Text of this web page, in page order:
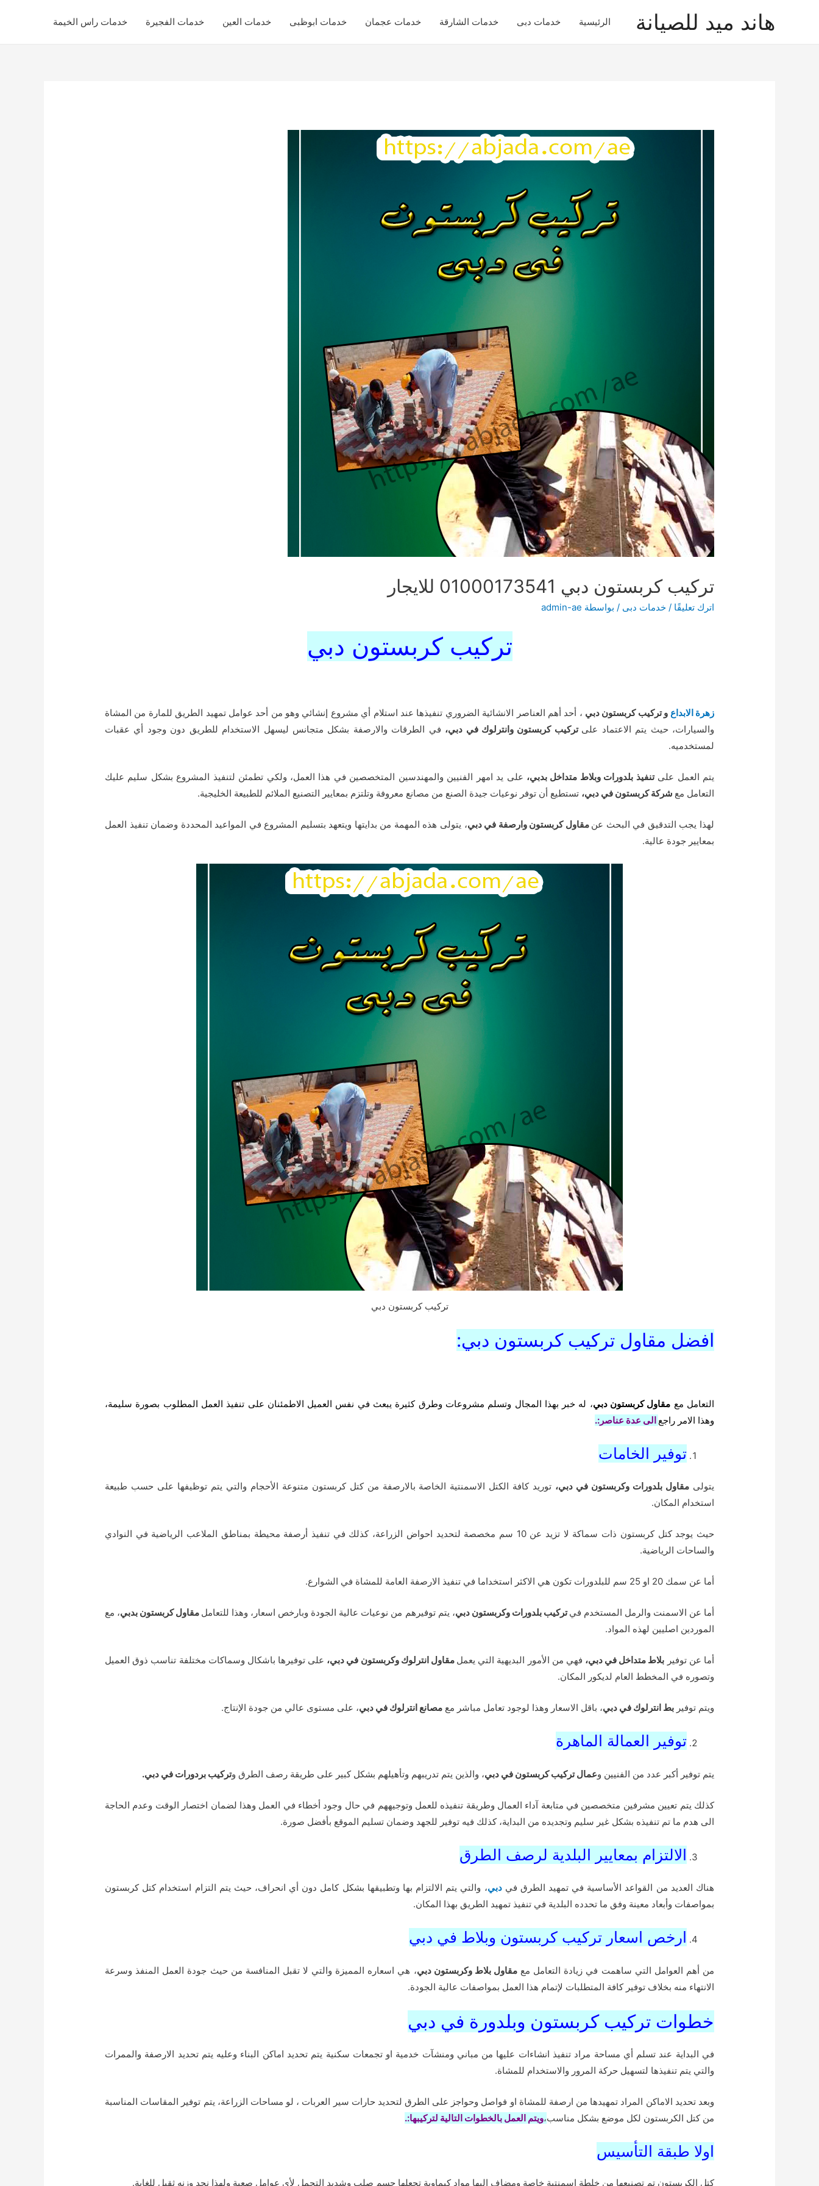
هاند ميد للصيانة الرئيسية خدمات دبى خدمات الشارقة خدمات عجمان خدمات ابوظبى خدمات العين خدمات الفجيرة خدمات راس الخيمة
تركيب كربستون دبي 01000173541 للايجار
اترك تعليقًا /خدمات دبى / بواسطة admin-ae
تركيب كربستون دبي
زهرة الابداع و تركيب كربستون دبي ، أحد أهم العناصر الانشائية الضروري تنفيذها عند استلام أي مشروع إنشائي وهو من أحد عوامل تمهيد الطريق للمارة من المشاة
والسيارات، حيث يتم الاعتماد على تركيب كربستون وانترلوك في دبي، في الطرقات والارصفة بشكل متجانس ليسهل الاستخدام للطريق دون وجود أي عقبات
لمستخدميه.
يتم العمل علىتنفيذ بلدورات وبلاط متداخل بدبي، على يد امهر الفنيين والمهندسين المتخصصين في هذا العمل، ولكي تطمئن لتنفيذ المشروع بشكل سليم عليك
التعامل مع شركة كربستون في دبي، تستطيع أن توفر نوعيات جيدة الصنع من مصانع معروفة وتلتزم بمعايير التصنيع الملائم للطبيعة الخليجية.
لهذا يجب التدقيق في البحث عن مقاول كربستون وارصفة في دبي، يتولى هذه المهمة من بدايتها ويتعهد بتسليم المشروع في المواعيد المحددة وضمان تنفيذ العمل
بمعايير جودة عالية.
تركيب كربستون دبي
افضل مقاول تركيب كربستون دبي:
التعامل مع مقاول كربستون دبي، له خبر بهذا المجال وتسلم مشروعات وطرق كثيرة يبعث في نفس العميل الاطمئنان على تنفيذ العمل المطلوب بصورة سليمة،
وهذا الامر راجع الى عدة عناصر:.
توفير الخامات
يتولى مقاول بلدورات وكربستون في دبي، توريد كافة الكتل الاسمنتية الخاصة بالارصفة من كتل كربستون متنوعة الأحجام والتي يتم توظيفها على حسب طبيعة
استخدام المكان.
حيث يوجد كتل كربستون ذات سماكة لا تزيد عن 10 سم مخصصة لتحديد احواض الزراعة، كذلك في تنفيذ أرصفة محيطة بمناطق الملاعب الرياضية في النوادي
والساحات الرياضية.
أما عن سمك 20 او 25 سم للبلدورات تكون هي الاكثر استخداما في تنفيذ الارصفة العامة للمشاة في الشوارع.
أما عن الاسمنت والرمل المستخدم فيتركيب بلدورات وكربستون دبي، يتم توفيرهم من نوعيات عالية الجودة وبارخص اسعار، وهذا للتعامل مقاول كربستون بدبي، مع
الموردين اصليين لهذه المواد.
أما عن توفير بلاط متداخل في دبي، فهي من الأمور البديهية التي يعمل مقاول انترلوك وكربستون في دبي، على توفيرها باشكال وسماكات مختلفة تناسب ذوق العميل
وتصوره في المخطط العام لديكور المكان.
ويتم توفيربط انترلوك في دبي، باقل الاسعار وهذا لوجود تعامل مباشر معمصانع انترلوك في دبي، على مستوى عالي من جودة الإنتاج.
توفير العمالة الماهرة
يتم توفير أكبر عدد من الفنيين وعمال تركيب كربستون في دبي، والذين يتم تدريبهم وتأهيلهم بشكل كبير على طريقة رصف الطرق وتركيب بردورات في دبي.
كذلك يتم تعيين مشرفين متخصصين في متابعة آداء العمال وطريقة تنفيذه للعمل وتوجيههم في حال وجود أخطاء في العمل وهذا لضمان اختصار الوقت وعدم الحاجة
الى هدم ما تم تنفيذه بشكل غير سليم وتجديده من البداية، كذلك فيه توفير للجهد وضمان تسليم الموقع بأفضل صورة.
الالتزام بمعايير البلدية لرصف الطرق
هناك العديد من القواعد الأساسية في تمهيد الطرق فيدبي، والتي يتم الالتزام بها وتطبيقها بشكل كامل دون أي انحراف، حيث يتم التزام استخدام كتل كربستون
بمواصفات وأبعاد معينة وفق ما تحدده البلدية في تنفيذ تمهيد الطريق بهذا المكان.
ارخص اسعار تركيب كربستون وبلاط في دبي
من أهم العوامل التي ساهمت في زيادة التعامل معمقاول بلاط وكربستون دبي، هي اسعاره المميزة والتي لا تقبل المنافسة من حيث جودة العمل المنفذ وسرعة
الانتهاء منه بخلاف توفير كافة المتطلبات لإتمام هذا العمل بمواصفات عالية الجودة.
خطوات تركيب كربستون وبلدورة في دبي
في البداية عند تسلم أي مساحة مراد تنفيذ انشاءات عليها من مباني ومنشآت خدمية او تجمعات سكنية يتم تحديد اماكن البناء وعليه يتم تحديد الارصفة والممرات
والتي يتم تنفيذها لتسهيل حركة المرور والاستخدام للمشاة.
وبعد تحديد الاماكن المراد تمهيدها من ارصفة للمشاة او فواصل وحواجز على الطرق لتحديد حارات سير العربات ، لو مساحات الزراعة، يتم توفير المقاسات المناسبة
من كتل الكربستون لكل موضع بشكل مناسب،ويتم العمل بالخطوات التالية لتركيبها:.
اولا طبقة التأسيس
كتل الكربستون تم تصنيعها من خلطة اسمنتية خاصة ومضاف اليها مواد كيماوية تجعلها جسم صلب وشديد التحمل لأي عوامل صعبة ولهذا نجد وزنه ثقيل للغاية.